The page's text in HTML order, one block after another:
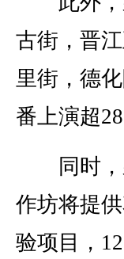
古街，晋
里街，德
番上演超
同时，
作坊将提
验项目，